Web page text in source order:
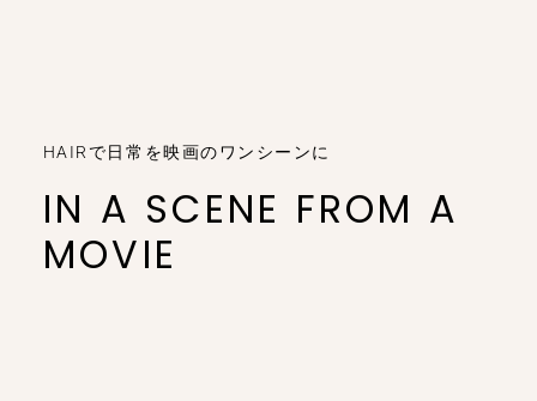
HAIRで日常を映画のワンシーンに
IN A SCENE FROM A
MOVIE